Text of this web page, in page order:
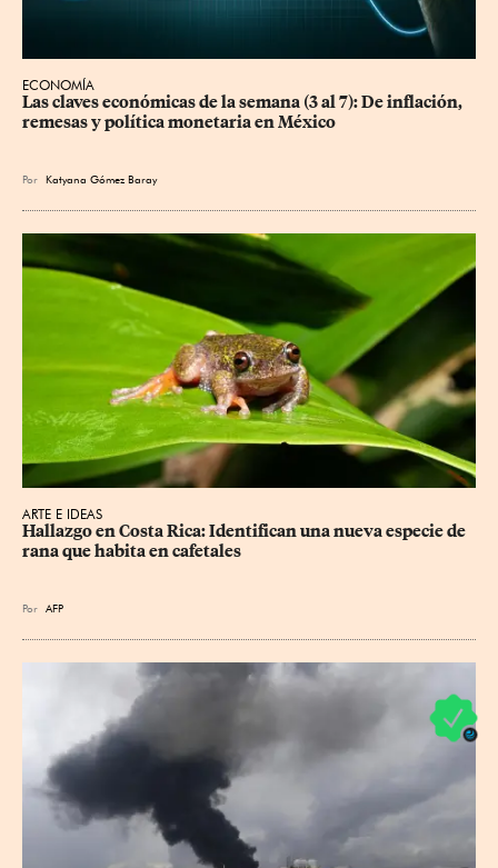
ECONOMÍA
Las claves económicas de la semana (3 al 7): De inflación,
remesas y política monetaria en México
Por Katyana Gómez Baray
ARTE E IDEAS
Hallazgo en Costa Rica: Identifican una nueva especie de
rana que habita en cafetales
Por AFP